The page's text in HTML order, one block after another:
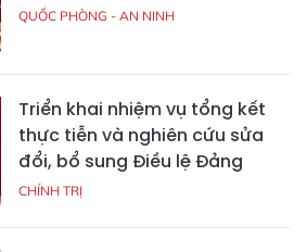
QUỐC PHÒNG - AN NINH
Triển khai nhiệm vụ tổng kết
thực tiễn và nghiên cứu sửa
đổi, bổ sung Điều lệ Đảng
CHÍNH TRỊ